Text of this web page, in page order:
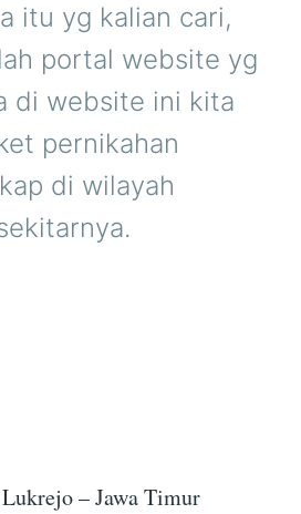
itu yg kalian cari,
portal website yg
di website ini kita
pernikahan
di wilayah
– Jawa Timur